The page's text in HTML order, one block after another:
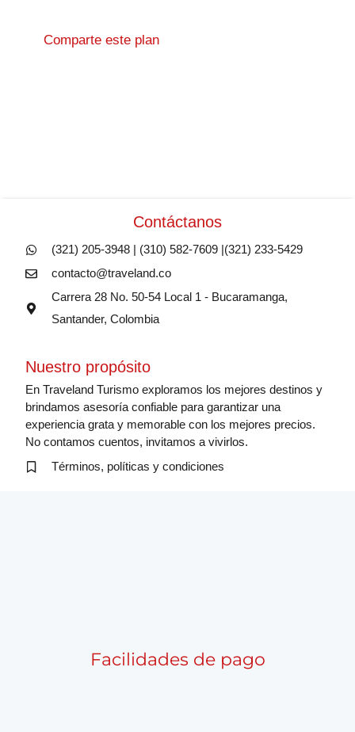
Comparte este plan
Contáctanos
(321) 205-3948 | (310) 582-7609 |(321) 233-5429
contacto@traveland.co
Carrera 28 No. 50-54 Local 1 - Bucaramanga,
Santander, Colombia
Nuestro propósito
En Traveland Turismo exploramos los mejores destinos y
brindamos asesoría confiable para garantizar una
experiencia grata y memorable con los mejores precios.
No contamos cuentos, invitamos a vivirlos.
Términos, políticas y condiciones
Facilidades de pago